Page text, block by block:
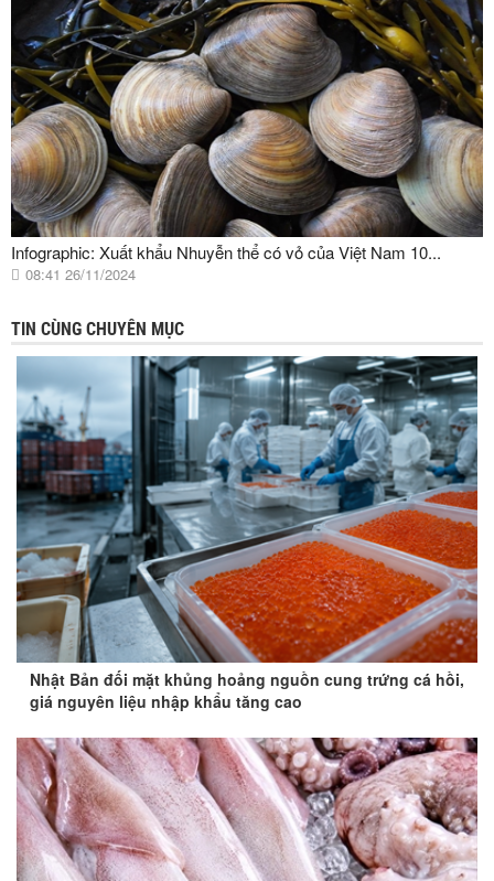
Infographic: Xuất khẩu Nhuyễn thể có vỏ của Việt Nam 10...
08:41 26/11/2024
TIN CÙNG CHUYÊN MỤC
Nhật Bản đối mặt khủng hoảng nguồn cung trứng cá hồi,
giá nguyên liệu nhập khẩu tăng cao